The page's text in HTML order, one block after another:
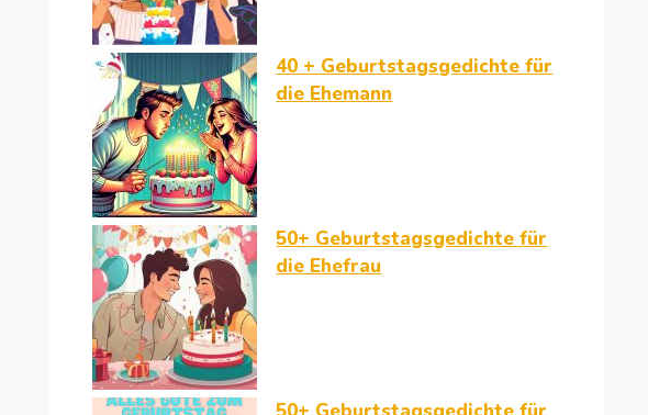
40 + Geburtstagsgedichte für
die Ehemann
50+ Geburtstagsgedichte für
die Ehefrau